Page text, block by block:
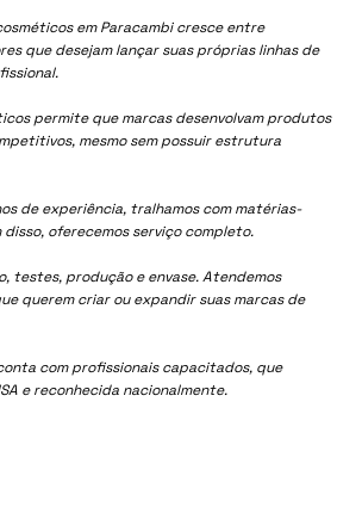
em Paracambi cresce entre
que desejam lançar suas próprias linhas de
permite que marcas desenvolvam produtos
mesmo sem possuir estrutura
de experiência, tralhamos com matérias-
oferecemos serviço completo.
testes, produção e envase. Atendemos
querem criar ou expandir suas marcas de
com profissionais capacitados, que
e reconhecida nacionalmente.